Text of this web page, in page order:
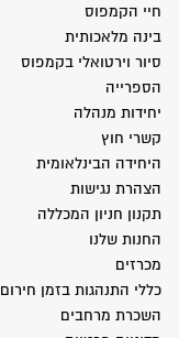
חיי הקמפוס
בינה מלאכותית
סיור וירטואלי בקמפוס
הספרייה
יחידות מנהלה
קשרי חוץ
היחידה הבינלאומית
הצהרת נגישות
תקנון חניון המכללה
החנות שלנו
מכרזים
כללי התנהגות בזמן חירום
השכרת מרחבים